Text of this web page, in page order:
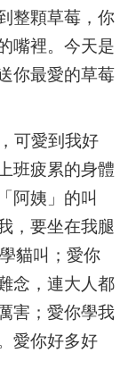
整顆草莓，你
嘴裡。今天是
你最愛的草莓
可愛到我好
班疲累的身體
阿姨」的叫
，要坐在我腿
貓叫；愛你
念，連大人都
害；愛你學我
愛你好多好